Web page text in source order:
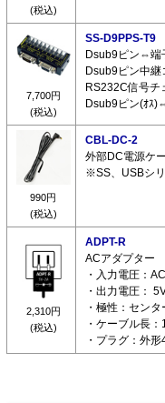
(税込)
7,700円
(税込)
SS-D9PPS-T9
Dsub9ピン⇔端
Dsub9ピン中継
RS232C信号チ
Dsub9ピン(ｵｽ
990円
(税込)
CBL-DC-2
外部DC電源ケ
※SS、USBシリ
2,310円
(税込)
ADPT-R
ACアダプター
・入力電圧：
・出力電圧：
・極性：センタ
・ケーブル長：
・プラグ：外